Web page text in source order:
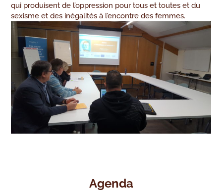
qui produisent de l’oppression pour tous et toutes et du
sexisme et des inégalités à l’encontre des femmes.
Agenda